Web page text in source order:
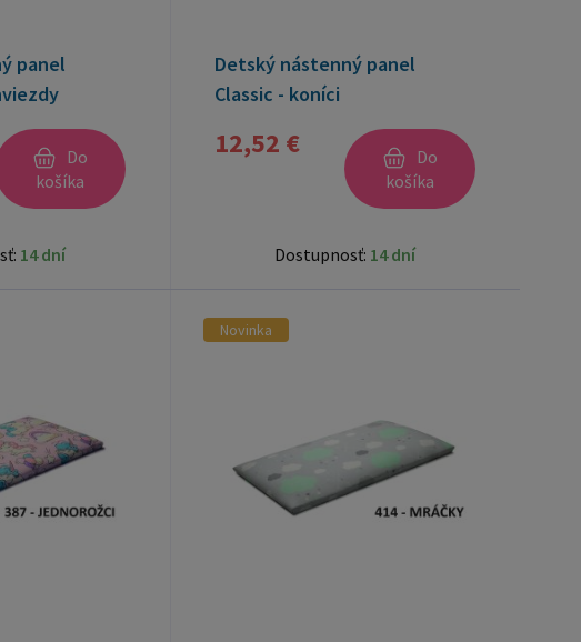
panel
Do
košíka
14 dní
Detský nástenný panel
Classic - koníci
12,52 €
Do
košíka
Dostupnosť: 14 dní
Novinka